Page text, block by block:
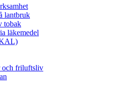
lantbruk
tobak
läkemedel
och friluftsliv